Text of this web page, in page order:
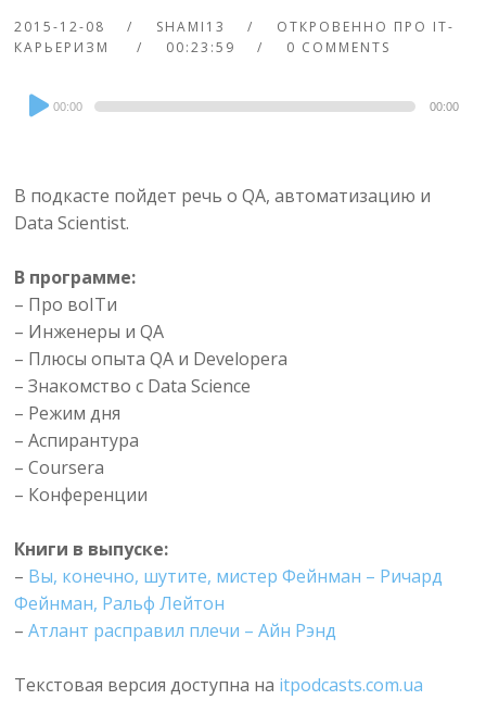
2015-12-08 SHAMI13
ОТКРОВЕННО ПРО IT-
КАРЬЕРИЗМ
00:23:59 0 COMMENTS
Audio
Player
00:00 00:00
В подкасте пойдет речь о QA, автоматизацию и
Data Scientist.
В программе:
– Про воITи
– Инженеры и QA
– Плюсы опыта QA и Developerа
– Знакомство с Data Science
– Режим дня
– Аспирантура
– Coursera
– Конференции
Книги в выпуске:
– Вы, конечно, шутите, мистер Фейнман – Ричард
Фейнман, Ральф Лейтон
–Атлант расправил плечи – Айн Рэнд
Текстовая версия доступна на itpodcasts.com.ua